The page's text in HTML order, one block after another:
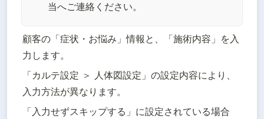
当へご連絡ください。
顧客の「症状・お悩み」情報と、「施術内容」を入
力します。
「カルテ設定 ＞ 人体図設定」の設定内容により、
入力方法が異なります。
「入力せずスキップする」に設定されている場合